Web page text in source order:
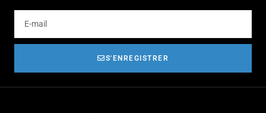
S'ENREGISTRER